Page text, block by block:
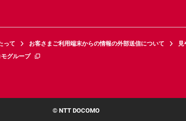
って お客さまご利用端末からの情報の外部送信について
見
モグループ
© NTT DOCOMO